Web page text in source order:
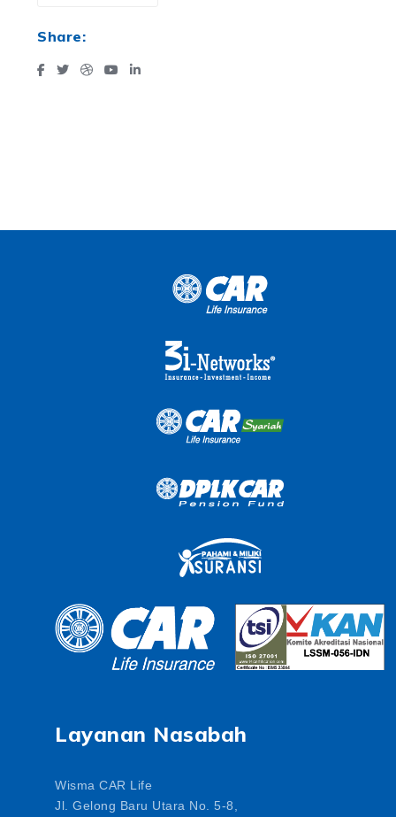
Share:
Layanan Nasabah
Wisma CAR Life
Jl. Gelong Baru Utara No. 5-8,